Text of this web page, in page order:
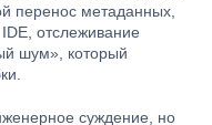
перенос метаданных,
отслеживание
шум», который
суждение, но